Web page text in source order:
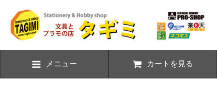
メニュー カートを見る